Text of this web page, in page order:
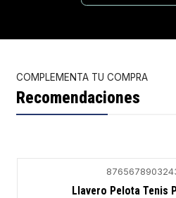
COMPLEMENTA TU COMPRA
Recomendaciones
Llavero Pelota Tenis